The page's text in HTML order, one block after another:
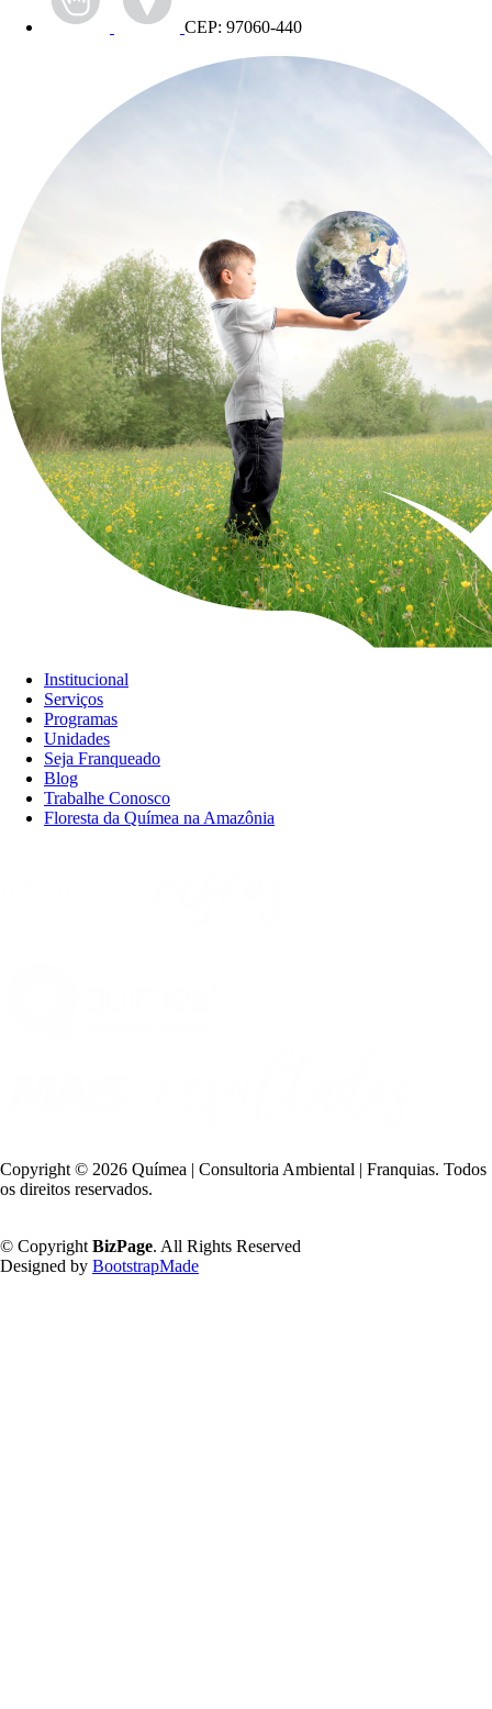
CEP: 97060-440
Institucional
Serviços
Programas
Unidades
Seja Franqueado
Blog
Trabalhe Conosco
Floresta da Químea na Amazônia
Copyright © 2026 Químea | Consultoria Ambiental | Franquias. Todos
os direitos reservados.
© CopyrightBizPage. All Rights Reserved
Designed by BootstrapMade